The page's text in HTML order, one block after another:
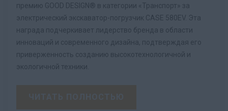
премию GOOD DESIGN® в категории «Транспорт» за
электрический экскаватор-погрузчик CASE 580EV. Эта
награда подчеркивает лидерство бренда в области
инноваций и современного дизайна, подтверждая его
приверженность созданию высокотехнологичной и
экологичной техники.